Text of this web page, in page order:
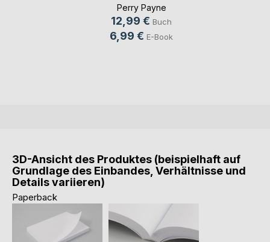
Perry Payne
12,99 € Buch
6,99 € E-Book
3D-Ansicht des Produktes (beispielhaft auf
Grundlage des Einbandes, Verhältnisse und
Details variieren)
Paperback